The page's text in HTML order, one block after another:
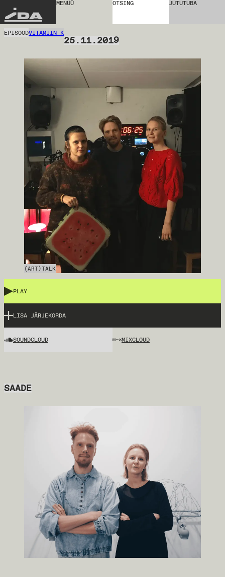
IDA
MENÜÜ OTSING JUTUTUBA
SAADE
EPISOODVITAMIIN K
25.11.2019
(ART)TALK
PLAY
LISA JÄRJEKORDA
SOUNDCLOUD MIXCLOUD